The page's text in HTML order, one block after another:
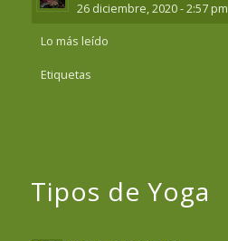
26 diciembre, 2020 - 2:57 pm
Lo más leído
Etiquetas
Tipos de Yoga